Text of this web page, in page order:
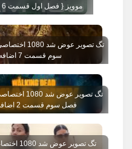
موویز { فصل اول قسمت 6 اضافه شد }
تگ تصویر عوض
سوم قسمت 7 اضافه شد }
تگ تصویر عوض
فصل سوم قسمت 2 اضافه شد }
تگ تصویر